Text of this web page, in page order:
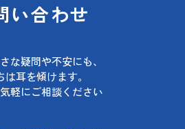
い合わせ
な疑問や不安にも、
は耳を傾けます。
軽にご相談ください